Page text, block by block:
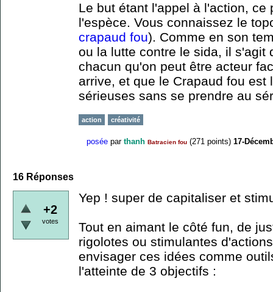
Le but étant l'appel à l'action, ce
l'espèce. Vous connaissez le
crapaud fou). Comme en son
ou la lutte contre le sida, il s'agit
chacun qu'on peut être acteur
arrive, et que le Crapaud fou est
sérieuses sans se prendre au
action créativité
posée par thanh Batracien fou (271 points) 17-
16 Réponses
+2
votes
Yep ! super de capitaliser et
Tout en aimant le côté fun, de
rigolotes ou stimulantes
envisager ces idées comme
l'atteinte de 3 objectifs :